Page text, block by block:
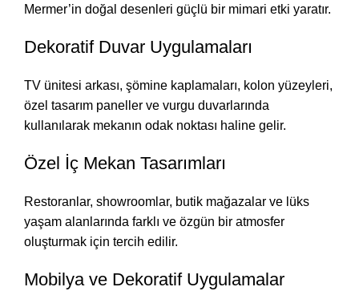
Mermer’in doğal desenleri güçlü bir mimari etki yaratır.
Dekoratif Duvar Uygulamaları
TV ünitesi arkası, şömine kaplamaları, kolon yüzeyleri,
özel tasarım paneller ve vurgu duvarlarında
kullanılarak mekanın odak noktası haline gelir.
Özel İç Mekan Tasarımları
Restoranlar, showroomlar, butik mağazalar ve lüks
yaşam alanlarında farklı ve özgün bir atmosfer
oluşturmak için tercih edilir.
Mobilya ve Dekoratif Uygulamalar